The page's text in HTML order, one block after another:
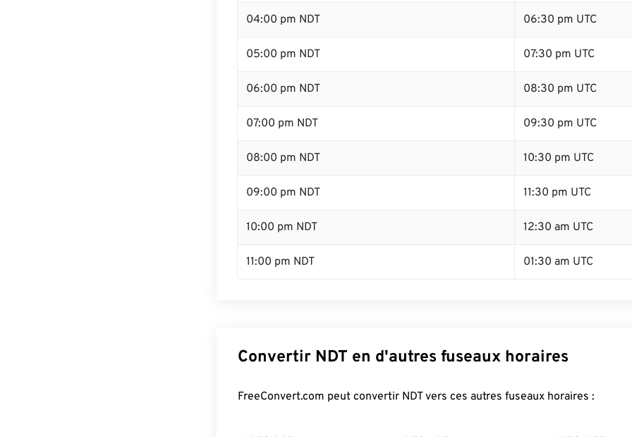
04:00 pm NDT 06:30 pm UTC
05:00 pm NDT 07:30 pm UTC
06:00 pm NDT 08:30 pm UTC
07:00 pm NDT 09:30 pm UTC
08:00 pm NDT 10:30 pm UTC
09:00 pm NDT 11:30 pm UTC
10:00 pm NDT 12:30 am UTC
11:00 pm NDT 01:30 am UTC
Convertir NDT en d'autres fuseaux horaires
FreeConvert.com peut convertir NDT vers ces autres fuseaux horaires :